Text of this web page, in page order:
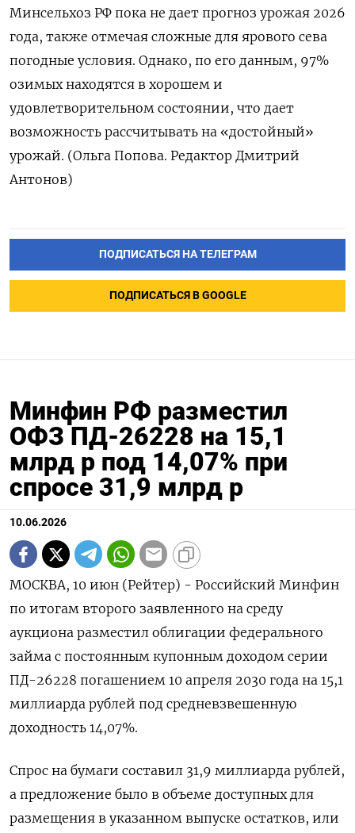
Минсельхоз РФ пока не дает прогноз урожая 2026
года, также отмечая сложные для ярового сева
погодные ​условия. Однако, по его данным, 97%
озимых находятся в хорошем и
удовлетворительном состоянии, ‌что дает
возможность рассчитывать на «достойный»
урожай. (Ольга Попова. Редактор Дмитрий
Антонов)
ПОДПИСАТЬСЯ НА ТЕЛЕГРАМ
ПОДПИСАТЬСЯ В GOOGLE
Минфин РФ разместил
ОФЗ ПД-26228 на 15,1
млрд р под 14,07% при
спросе 31,9 млрд р
10.06.2026
МОСКВА, 10 июн (Рейтер) - Российский Минфин
по итогам второго заявленного на ‌среду
аукциона разместил облигации федерального
займа с постоянным купонным доходом ​серии ​
ПД-26228 погашением ​10 апреля ⁠2030 года ‌на 15,1
миллиарда ‌рублей под средневзвешенную
доходность 14,07%.
Спрос на ​бумаги составил 31,9 ‌миллиарда рублей,
а предложение ​было в объеме доступных ‌для
размещения в указанном выпуске остатков, или